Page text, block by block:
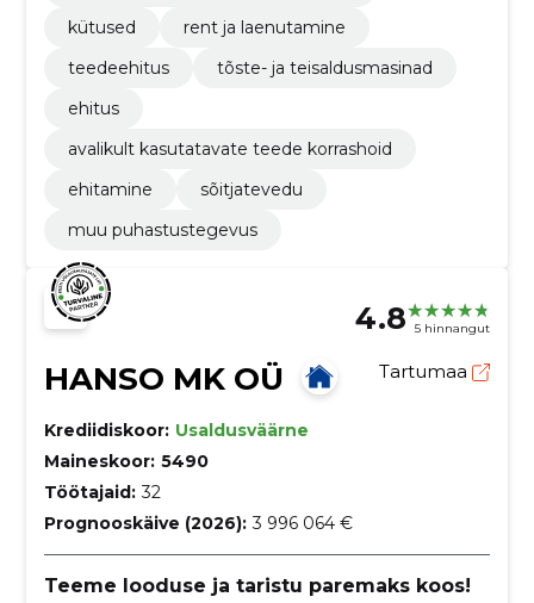
kütused
rent ja laenutamine
teedeehitus
tõste- ja teisaldusmasinad
ehitus
avalikult kasutatavate teede korrashoid
ehitamine
sõitjatevedu
muu puhastustegevus
4.8 5 hinnangut
HANSO MK OÜ Tartumaa
Krediidiskoor: Usaldusväärne
Maineskoor: 5490
Töötajaid: 32
Prognooskäive (2026): 3 996 064 €
Teeme looduse ja taristu paremaks koos!